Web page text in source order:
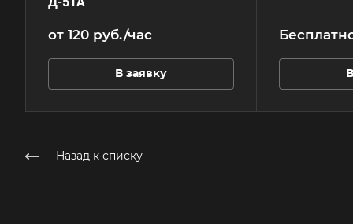
от 120 руб./час
В заявку
Прямоходные
Назад к списку